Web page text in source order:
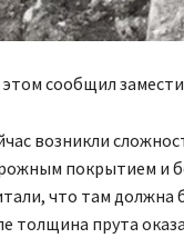
сообщил
возникли
покрытием и
что там должна
толщина прута